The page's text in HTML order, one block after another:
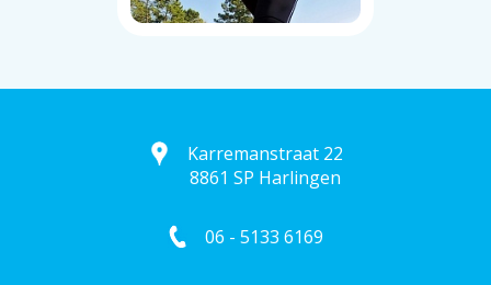
Karremanstraat 22
8861 SP Harlingen
06 - 5133 6169